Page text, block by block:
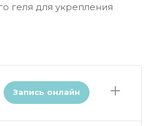
геля для укрепления
Запись онлайн